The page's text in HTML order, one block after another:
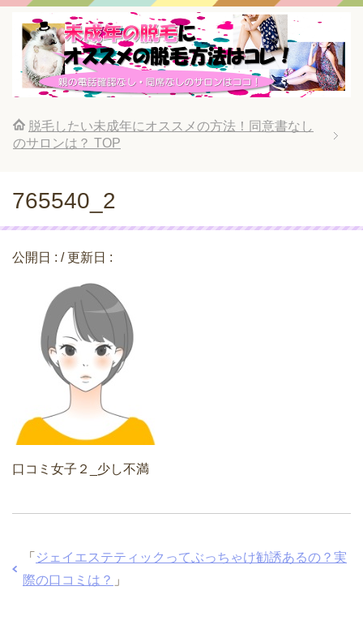
脱毛したい未成年にオススメの方法！同意書なし
のサロンは？ TOP
765540_2
公開日 : / 更新日 :
口コミ女子２_少し不満
「 ジェイエステティックってぶっちゃけ勧誘あるの？実
際の口コミは？ 」